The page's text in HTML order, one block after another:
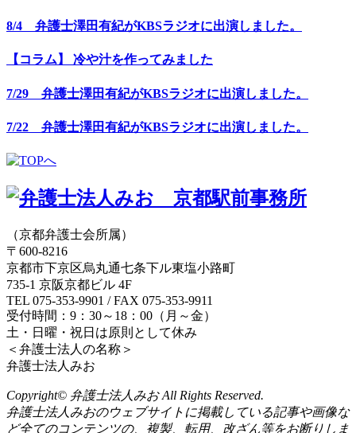
8/4 弁護士澤田有紀がKBSラジオに出演しました。
【コラム】 冷や汁を作ってみました
7/29 弁護士澤田有紀がKBSラジオに出演しました。
7/22 弁護士澤田有紀がKBSラジオに出演しました。
（京都弁護士会所属）
〒600-8216
京都市下京区烏丸通七条下ル東塩小路町
735-1 京阪京都ビル 4F
TEL 075-353-9901 / FAX 075-353-9911
受付時間：9：30～18：00（月～金）
土・日曜・祝日は原則として休み
＜弁護士法人の名称＞
弁護士法人みお
Copyright© 弁護士法人みお All Rights Reserved.
弁護士法人みおのウェブサイトに掲載している記事や画像な
ど全てのコンテンツの、複製、転用、改ざん等をお断りしま